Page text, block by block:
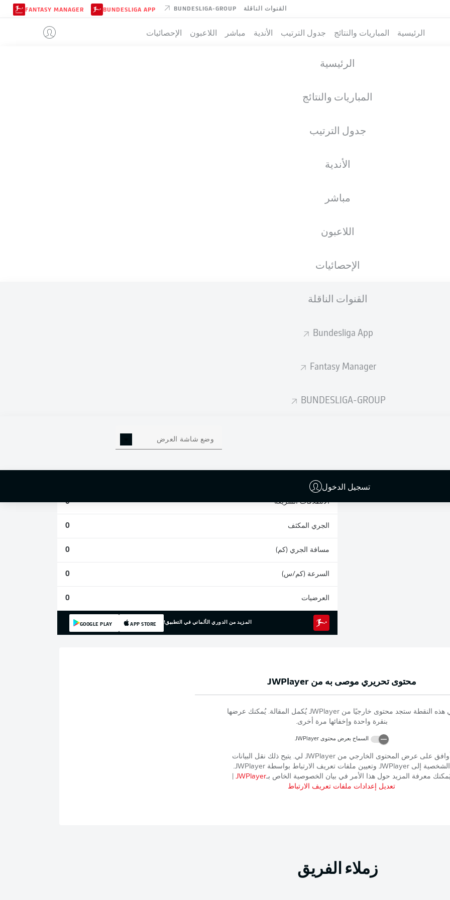
القنوات الناقلة BUNDESLIGA-GROUP
BUNDESLIGA APP
FANTASY MANAGER
الرئيسية المباريات والنتائج جدول الترتيب الأندية مباشر اللاعبون الإحصائيات
الرئيسية
المباريات والنتائج
جدول الترتيب
الأندية
مباشر
اللاعبون
الإحصائيات
القنوات الناقلة
Bundesliga App
Fantasy Manager
BUNDESLIGA-GROUP
وضع شاشة العرض
تسجيل الدخول
27.03.2004
إحصائيات موسم 2026/2027
الانطلاقات السريعة 0
الجري المكثف 0
مسافة الجري (كم) 0
السرعة (كم/س) 0
العرضيات 0
المزيد من الدوري الألماني في التطبيق! APP STORE
GOOGLE PLAY
محتوى تحريري موصى به منJWPlayer
هذه النقطة ستجد محتوى خارجيًا منJWPlayer يُكمل المقالة. يُمكنك عرضها
بنقرة واحدة وإخفائها مرة أخرى.
السماح بعرض محتوىJWPlayer
على عرض المحتوى الخارجي منJWPlayer لي. يتيح ذلك نقل البيانات
الشخصية إلى JWPlayer وتعيين ملفات تعريف الارتباط بواسطة JWPlayer
.
معرفة المزيد حول هذا الأمر في بيان الخصوصية الخاص بـJWPlayer
تعديل إعدادات ملفات تعريف الارتباط
زملاء الفريق